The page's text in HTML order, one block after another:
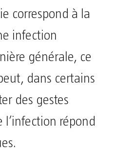
correspond à la
infection
générale, ce
dans certains
des gestes
répond